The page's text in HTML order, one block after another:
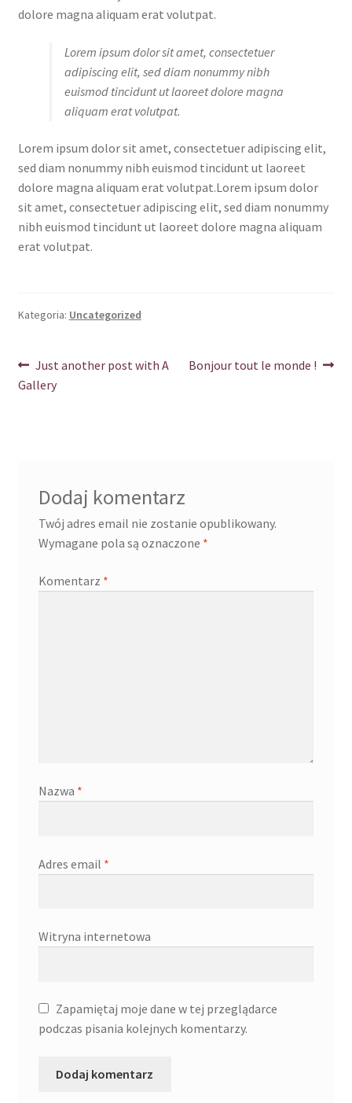
dolore magna aliquam erat volutpat.
Lorem ipsum dolor sit amet, consectetuer
adipiscing elit, sed diam nonummy nibh
euismod tincidunt ut laoreet dolore magna
aliquam erat volutpat.
Lorem ipsum dolor sit amet, consectetuer adipiscing elit,
sed diam nonummy nibh euismod tincidunt ut laoreet
dolore magna aliquam erat volutpat.Lorem ipsum dolor
sit amet, consectetuer adipiscing elit, sed diam nonummy
nibh euismod tincidunt ut laoreet dolore magna aliquam
erat volutpat.
Kategoria: Uncategorized
Nawigacja
wpisu
Poprzedni
wpis:
Just another post with A
Gallery
Następny
Bonjour tout le monde !
Dodaj komentarz
Twój adres email nie zostanie opublikowany.
Wymagane pola są oznaczone *
Komentarz *
Nazwa *
Adres email *
Witryna internetowa
Zapamiętaj moje dane w tej przeglądarce
podczas pisania kolejnych komentarzy.